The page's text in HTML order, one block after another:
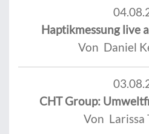
Haptikmessung live
Von Daniel
CHT Group:
Von Larissa